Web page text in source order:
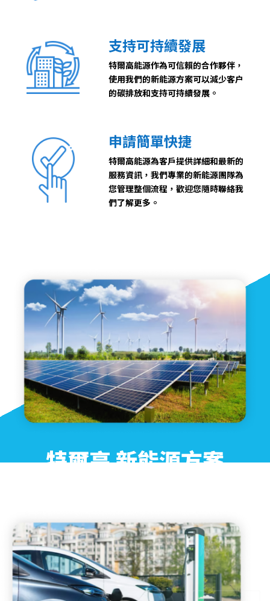
支持可持續發展
特爾高能源作為可信賴的合作夥伴，
使用我們的新能源方案可以減少客户
的碳排放和支持可持續發展。
申請簡單快捷
特爾高能源為客戶提供詳細和最新的
服務資訊，我們專業的新能源團隊為
您管理整個流程，歡迎您隨時聯絡我
們了解更多。
特爾高 新能源方案